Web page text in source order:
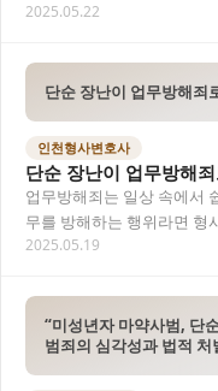
반 혐의는 생각보다 우리 일
2025.05.22
단순 장난이 업무방해죄
인천형사변호사
단순 장난이 업무방해
업무방해죄는 일상 속에서
무를 방해하는 행위라면 형
실 유포, 소음 유발, 컴퓨터
2025.05.19
“미성년자 마약사범, 단
범죄의 심각성과 법적 처